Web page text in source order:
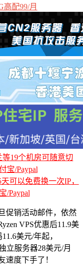
高配99/月
19个机房可随意切
宝/Paypal
可以免费换一次IP，
/Paypal
促销活动邮件，依然
VPS优惠后11.9美
美元/年起，
立服务器28美元/月
速度下手了！